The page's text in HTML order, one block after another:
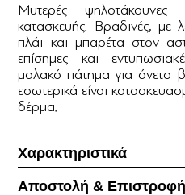
Μυτερές ψηλοτάκουνες
κατασκευής. Βραδινές, με
πλάι και μπαρέτα στον
επίσημες και
μαλακό πάτημα για άνετο
εσωτερικά είναι
δέρμα.
Χαρακτηριστικά
Αποστολή & Επιστροφή